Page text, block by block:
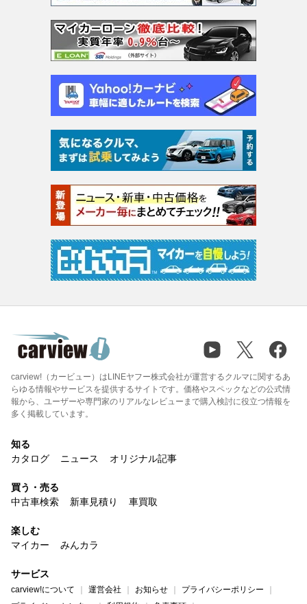
carview!（カービュー）はLINEヤフー株式会社が運営するクルマに関するあ
らゆる情報やサービスを提供するサイトです。価格やスペックなどの公式情
報から、ユーザーや専門家のリアルなレビューまで購入検討に役立つ情報を
多く掲載しています。
知る
カタログ
ニュース オリジナル記事
買う・売る
中古車検索
新車見積り 車買取
楽しむ
マイカー
みんカラ
サービス
carview!について 運営会社 お知らせ
プライバシーポリシー